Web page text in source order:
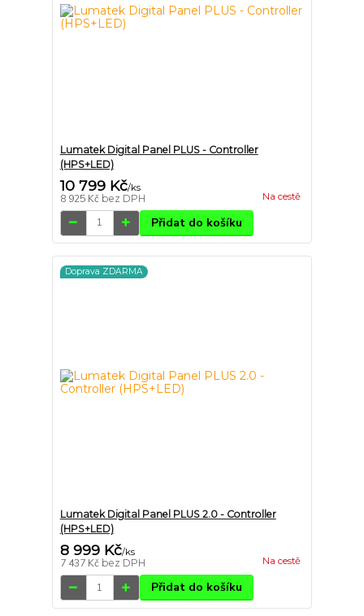
Lumatek Digital Panel PLUS - Controller
(HPS+LED)
10 799 Kč/ks
8 925 Kč bez DPH Na cestě
Přidat do košíku
Doprava ZDARMA
Lumatek Digital Panel PLUS 2.0 - Controller
(HPS+LED)
8 999 Kč/ks
7 437 Kč bez DPH Na cestě
Přidat do košíku